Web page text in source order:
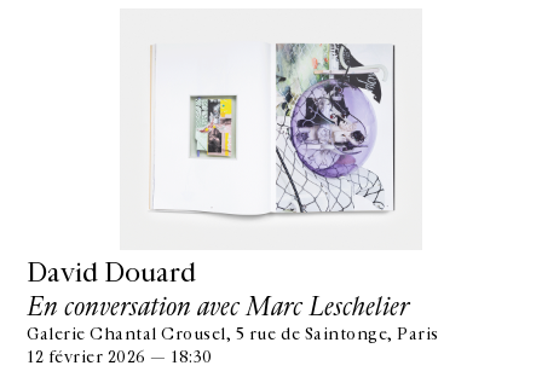
David Douard
En conversation avec Marc Leschelier
Galerie Chantal Crousel, 5 rue de Saintonge, Paris
12 février 2026 — 18:30